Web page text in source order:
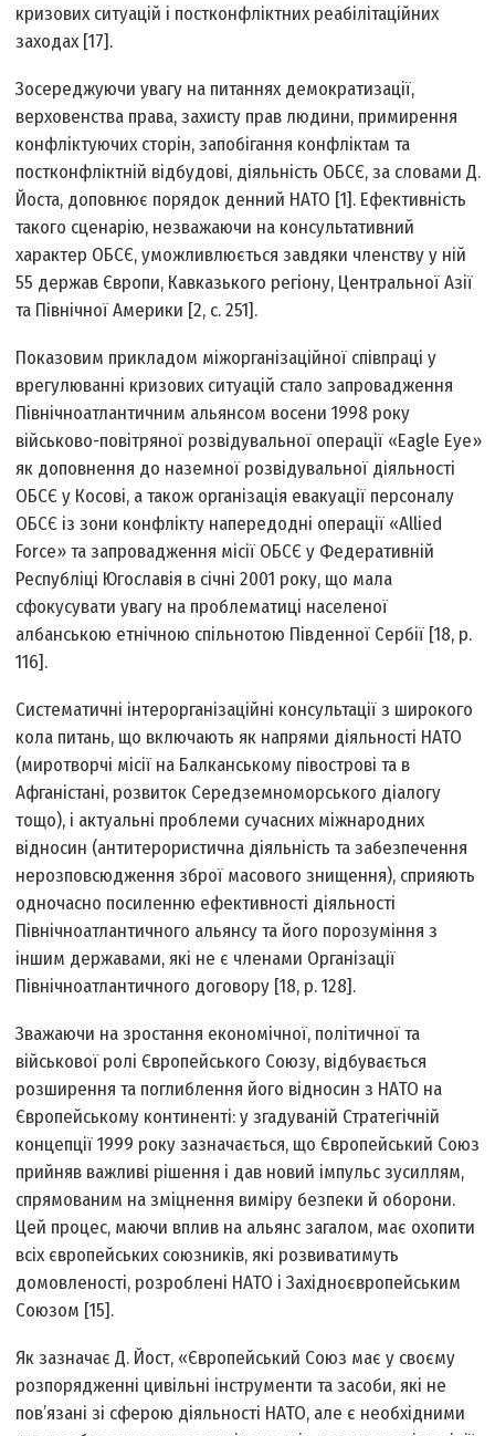
кризових ситуацій і постконфліктних реабілітаційних
заходах [17].
Зосереджуючи увагу на питаннях демократизації,
верховенства права, захисту прав людини, примирення
конфліктуючих сторін, запобігання конфліктам та
постконфліктній відбудові, діяльність ОБСЄ, за словами Д.
Йоста, доповнює порядок денний НАТО [1]. Ефективність
такого сценарію, незважаючи на консультативний
характер ОБСЄ, уможливлюється завдяки членству у ній
55 держав Європи, Кавказького регіону, Центральної Азії
та Північної Америки [2, c. 251].
Показовим прикладом міжорганізаційної співпраці у
врегулюванні кризових ситуацій стало запровадження
Північноатлантичним альянсом восени 1998 року
військово-повітряної розвідувальної операції «Eagle Eye»
як доповнення до наземної розвідувальної діяльності
ОБСЄ у Косові, а також організація евакуації персоналу
ОБСЄ із зони конфлікту напередодні операції «Allied
Force» та запровадження місії ОБСЄ у Федеративній
Республіці Югославія в січні 2001 року, що мала
сфокусувати увагу на проблематиці населеної
албанською етнічною спільнотою Південної Сербії [18, p.
116].
Систематичні інтерорганізаційні консультації з широкого
кола питань, що включають як напрями діяльності НАТО
(миротворчі місії на Балканському півострові та в
Афганістані, розвиток Середземноморського діалогу
тощо), і актуальні проблеми сучасних міжнародних
відносин (антитерористична діяльність та забезпечення
нерозповсюдження зброї масового знищення), сприяють
одночасно посиленню ефективності діяльності
Північноатлантичного альянсу та його порозуміння з
іншим державами, які не є членами Організації
Північноатлантичного договору [18, p. 128].
Зважаючи на зростання економічної, політичної та
військової ролі Європейського Союзу, відбувається
розширення та поглиблення його відносин з НАТО на
Європейському континенті: у згадуваній Стратегічній
концепції 1999 року зазначається, що Європейський Союз
прийняв важливі рішення і дав новий імпульс зусиллям,
спрямованим на зміцнення виміру безпеки й оборони.
Цей процес, маючи вплив на альянс загалом, має охопити
всіх європейських союзників, які розвиватимуть
домовленості, розроблені НАТО і Західноєвропейським
Союзом [15].
Як зазначає Д. Йост, «Європейський Союз має у своєму
розпорядженні цивільні інструменти та засоби, які не
пов’язані зі сферою діяльності НАТО, але є необхідними